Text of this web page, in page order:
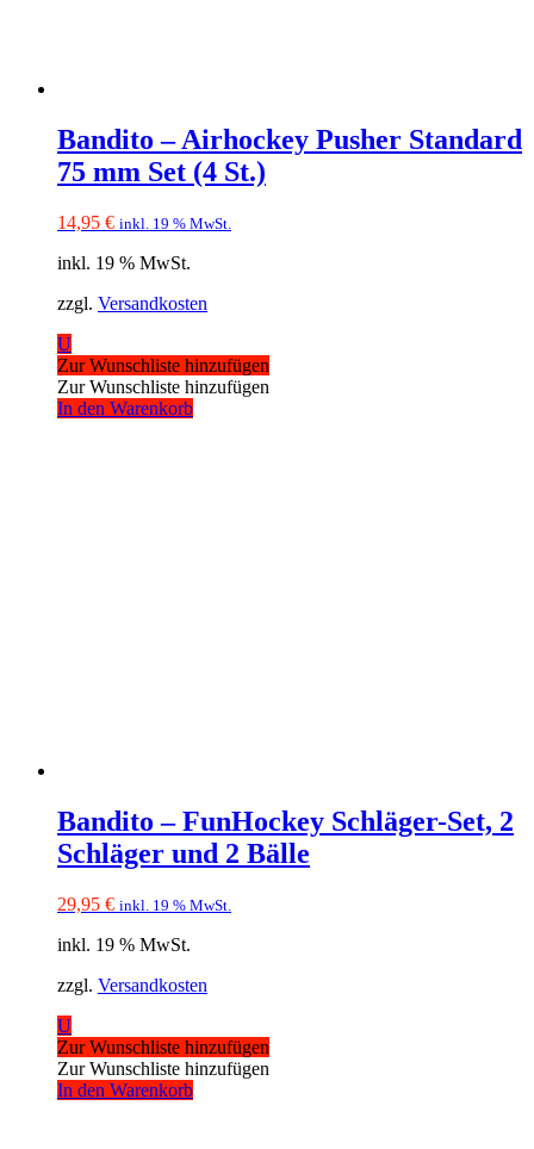
Bandito – Airhockey Pusher Standard
75 mm Set (4 St.)
14,95 € inkl. 19 % MwSt.
inkl. 19 % MwSt.
zzgl. Versandkosten
U
Zur Wunschliste hinzufügen
Zur Wunschliste hinzufügen
In den Warenkorb
Bandito – FunHockey Schläger-Set, 2
Schläger und 2 Bälle
29,95 € inkl. 19 % MwSt.
inkl. 19 % MwSt.
zzgl. Versandkosten
U
Zur Wunschliste hinzufügen
Zur Wunschliste hinzufügen
In den Warenkorb